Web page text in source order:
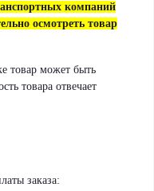
компаний
осмотреть товар
товар может быть
товара отвечает
заказа: